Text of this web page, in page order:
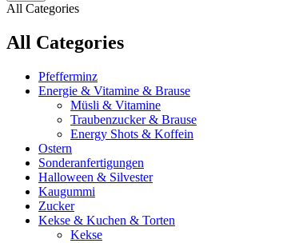
All Categories
All Categories
Pfefferminz
Energie & Vitamine & Brause
Müsli & Vitamine
Traubenzucker & Brause
Energy Shots & Koffein
Ostern
Sonderanfertigungen
Halloween & Silvester
Kaugummi
Zucker
Kekse & Kuchen & Torten
Kekse